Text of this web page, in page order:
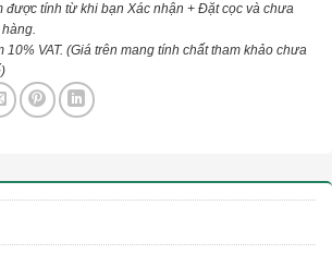
được tính từ khi bạn Xác nhận + Đặt cọc và chưa
10% VAT. (Giá trên mang tính chất tham khảo chưa